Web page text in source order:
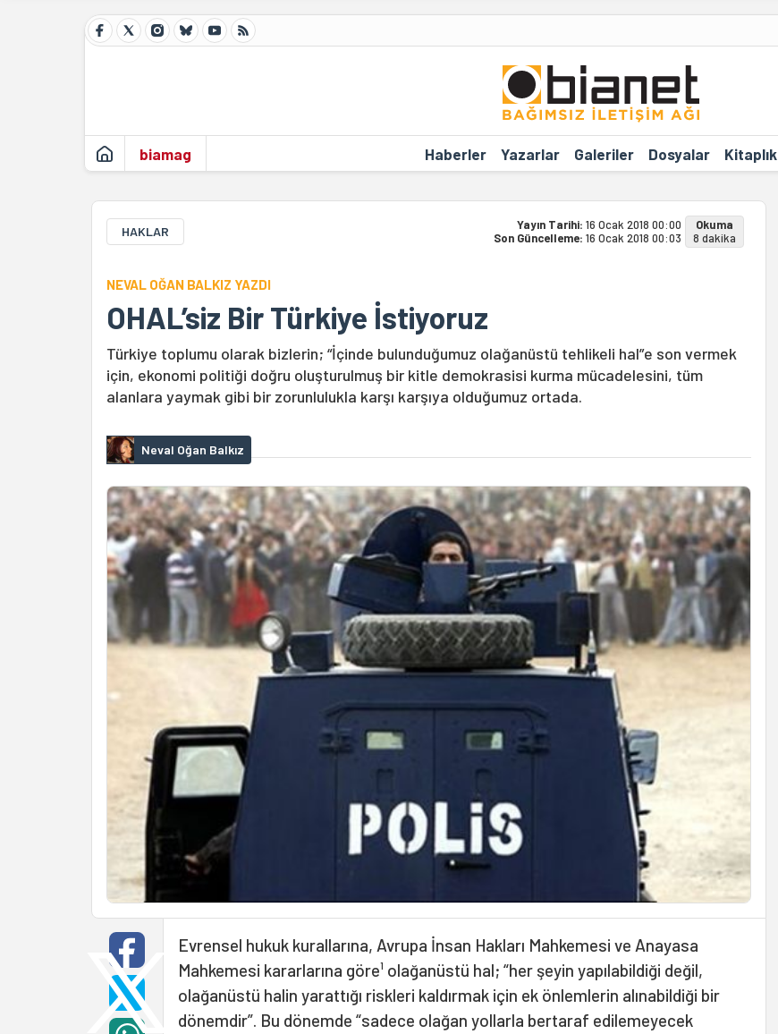
biamag Haberler Yazarlar Galeriler Dosyalar Kitaplık
HAKLAR Yayın Tarihi: 16 Ocak 2018 00:00
Son Güncelleme: 16 Ocak 2018 00:03
Okuma
8 dakika
NEVAL OĞAN BALKIZ YAZDI
OHAL’siz Bir Türkiye İstiyoruz
Türkiye toplumu olarak bizlerin; “İçinde bulunduğumuz olağanüstü tehlikeli hal”e son vermek
için, ekonomi politiği doğru oluşturulmuş bir kitle demokrasisi kurma mücadelesini, tüm
alanlara yaymak gibi bir zorunlulukla karşı karşıya olduğumuz ortada.
Neval Oğan Balkız
Evrensel hukuk kurallarına, Avrupa İnsan Hakları Mahkemesi ve Anayasa
Mahkemesi kararlarına göre¹ olağanüstü hal; “her şeyin yapılabildiği değil,
olağanüstü halin yarattığı riskleri kaldırmak için ek önlemlerin alınabildiği bir
dönemdir”. Bu dönemde “sadece olağan yollarla bertaraf edilemeyecek